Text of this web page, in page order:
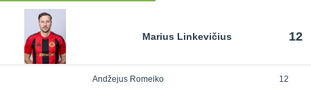
Marius Linkevičius 12
Andžejus Romeiko 12